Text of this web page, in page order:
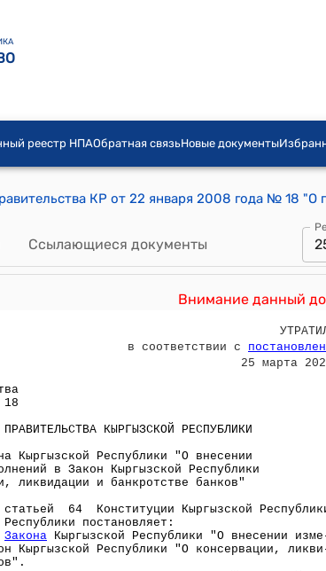
реестр НПАОбратная связьНовые документы
Ссылающиеся документы
Внимание данный